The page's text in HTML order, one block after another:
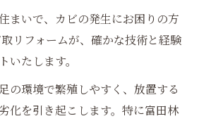
まいで、カビの発生にお困りの方
リフォームが、確かな技術と経験
いたします。
の環境で繁殖しやすく、放置する
化を引き起こします。特に富田林